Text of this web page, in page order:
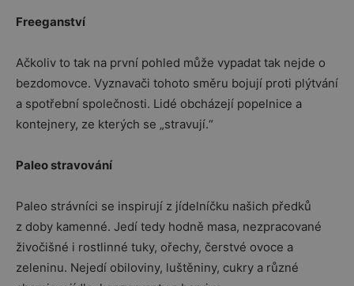
Freeganství
Ačkoliv to tak na první pohled může vypadat tak nejde o
bezdomovce. Vyznavači tohoto směru bojují proti plýtvání
a spotřební společnosti. Lidé obcházejí popelnice a
kontejnery, ze kterých se „stravují.“
Paleo stravování
Paleo strávníci se inspirují z jídelníčku našich předků
z doby kamenné. Jedí tedy hodně masa, nezpracované
živočišné i rostlinné tuky, ořechy, čerstvé ovoce a
zeleninu. Nejedí obiloviny, luštěniny, cukry a různé